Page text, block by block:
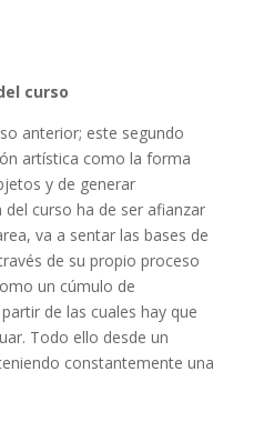
curso
anterior; este segundo
artística como la forma
y de generar
curso ha de ser afianzar
va a sentar las bases de
de su propio proceso
un cúmulo de
de las cuales hay que
Todo ello desde un
constantemente una